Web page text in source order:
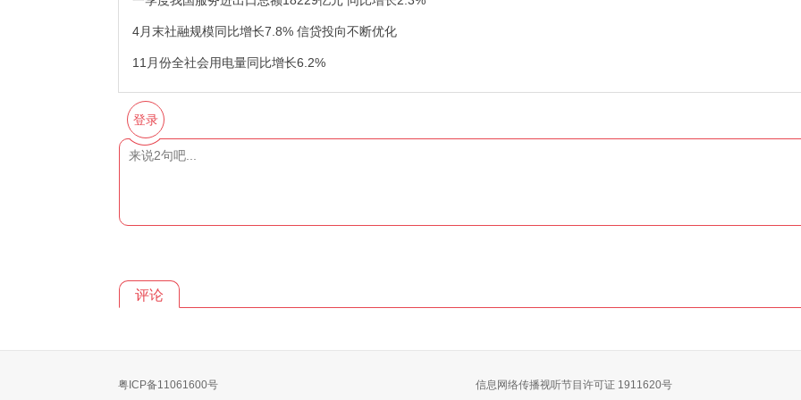
4月末社融规模同比增长7.8% 信贷投向不断优化
11月份全社会用电量同比增长6.2%
登录
评论
粤ICP备11061600号 信息网络传播视听节目许可证 1911620号